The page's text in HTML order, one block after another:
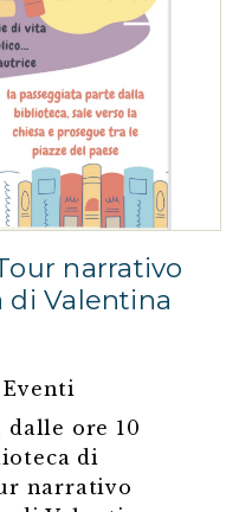
di Valentina
Eventi
dalle ore 10
di
narrativo